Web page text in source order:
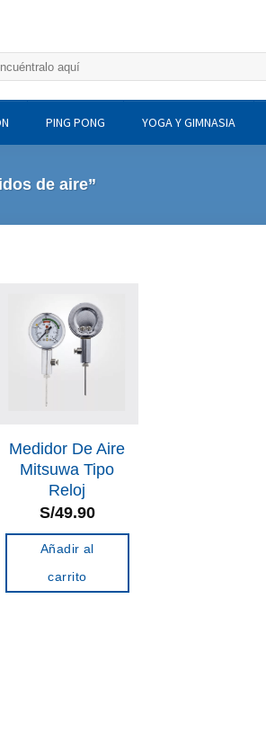
PING PONG YOGA Y GIMNASIA
de aire”
Medidor De Aire
Mitsuwa Tipo
Reloj
S/49.90
Añadir al
carrito